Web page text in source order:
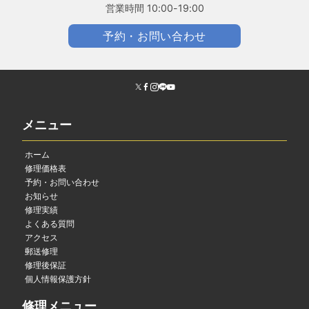
営業時間 10:00-19:00
予約・お問い合わせ
メニュー
ホーム
修理価格表
予約・お問い合わせ
お知らせ
修理実績
よくある質問
アクセス
郵送修理
修理後保証
個人情報保護方針
修理メニュー